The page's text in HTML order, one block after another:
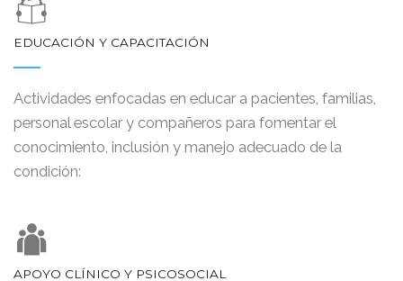
EDUCACIÓN Y CAPACITACIÓN
Actividades enfocadas en educar a pacientes, familias,
personal escolar y compañeros para fomentar el
conocimiento, inclusión y manejo adecuado de la
condición:
APOYO CLÍNICO Y PSICOSOCIAL